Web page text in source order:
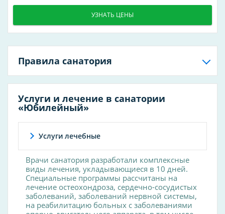
УЗНАТЬ ЦЕНЫ
Правила санатория
Услуги и лечение в санатории
«Юбилейный»
Услуги лечебные
Врачи санатория разработали комплексные
виды лечения, укладывающиеся в 10 дней.
Специальные программы рассчитаны на
лечение остеохондроза, сердечно-сосудистых
заболеваний, заболеваний нервной системы,
на реабилитацию больных с заболеваниями